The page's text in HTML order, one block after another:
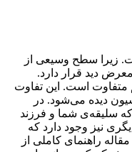
زیرا سطح وسیعی از
دید قرار دارد.
متفاوت است. این تفاوت
دیده می‌شود. در
سلیقه‌ی شما و فرزند
نیز وجود دارد که
راهنمای کاملی از